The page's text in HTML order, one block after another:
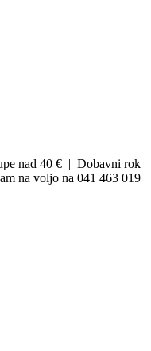
nad 40 € | Dobavni rok
na voljo na 041 463 019